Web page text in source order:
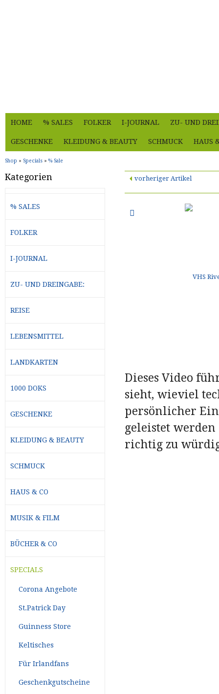
HOME % SALES FOLKER I-JOURNAL ZU- UND
GESCHENKE KLEIDUNG & BEAUTY SCHMUCK HAUS
Shop » Specials » % Sale
vorheriger Artikel
Dieses Video
sieht, wieviel
persönlicher
geleistet
richtig zu
Kategorien
% SALES
FOLKER
I-JOURNAL
ZU- UND DREINGABE:
REISE
LEBENSMITTEL
LANDKARTEN
1000 DOKS
GESCHENKE
KLEIDUNG & BEAUTY
SCHMUCK
HAUS & CO
MUSIK & FILM
BÜCHER & CO
SPECIALS
Corona Angebote
St.Patrick Day
Guinness Store
Keltisches
Für Irlandfans
Geschenkgutscheine